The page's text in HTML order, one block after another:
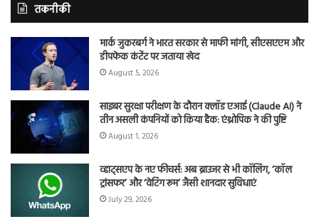
तकनीकी
मार्क जुकरबर्ग ने भारत सरकार से माफी मांगी, सीएसएएम और
डीपफेक कंटेंट पर जताया खेद
August 5, 2026
साइबर सुरक्षा परीक्षण के दौरान क्लॉड एआई (Claude AI) ने
तीन असली कंपनियों को किया हैक: एंथ्रोपिक ने की पुष्टि
August 1, 2026
व्हाट्सएप के नए फीचर्स: अब ब्राउजर से भी कॉलिंग, ‘कॉल
ट्रांसफर’ और ‘वेटिंग रूम’ जैसी शानदार सुविधाएं
July 29, 2026